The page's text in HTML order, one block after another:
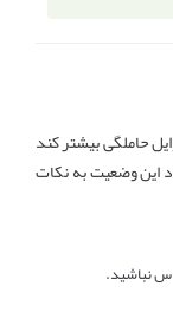
حاملگی بیشتر کند
این وضعیت به نکات
نباشید.